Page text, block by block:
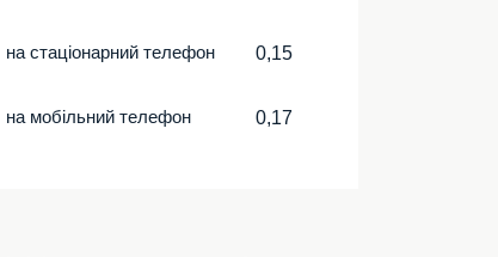
на стаціонарний телефон 0,15
на мобільний телефон 0,17